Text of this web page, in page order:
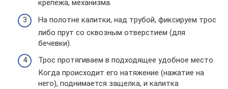
крепежа, механизма.
На полотне калитки, над трубой, фиксируем трос
либо прут со сквозным отверстием (для
бечевки).
Трос протягиваем в подходящее удобное место.
Когда происходит его натяжение (нажатие на
него), поднимается защелка, и калитка